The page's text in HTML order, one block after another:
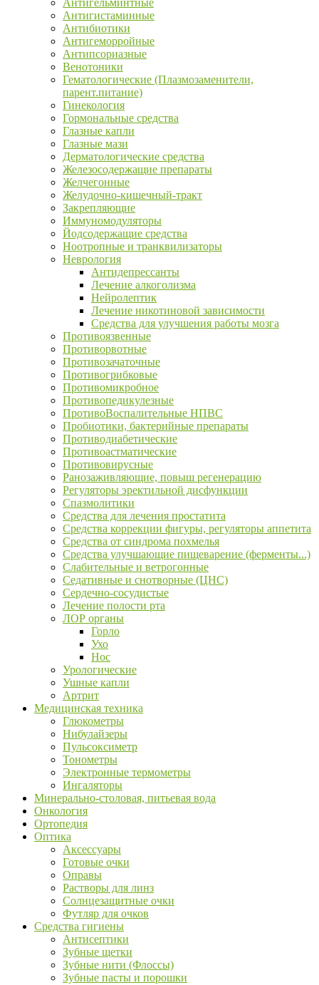
Антигельминтные
Антигистаминные
Антибиотики
Антигеморройные
Антипсориазные
Венотоники
Гематологические (Плазмозаменители,
парент.питание)
Гинекология
Гормональные средства
Глазные капли
Глазные мази
Дерматологические средства
Железосодержащие препараты
Желчегонные
Желудочно-кишечный-тракт
Закрепляющие
Иммуномодуляторы
Йодсодержащие средства
Ноотропные и транквилизаторы
Неврология
Антидепрессанты
Лечение алкоголизма
Нейролептик
Лечение никотиновой зависимости
Средства для улучшения работы мозга
Противоязвенные
Противорвотные
Противозачаточные
Противогрибковые
Противомикробное
Противопедикулезные
ПротивоВоспалительные НПВС
Пробиотики, бактерийные препараты
Противодиабетические
Противоастматические
Противовирусные
Ранозаживляющие, повыш регенерацию
Регуляторы эректильной дисфункции
Спазмолитики
Средства для лечения простатита
Средства коррекции фигуры, регуляторы аппетита
Средства от синдрома похмелья
Средства улучшающие пищеварение (ферменты...)
Слабительные и ветрогонные
Седативные и снотворные (ЦНС)
Сердечно-сосудистые
Лечение полости рта
ЛОР органы
Горло
Ухо
Нос
Урологические
Ушные капли
Артрит
Медицинская техника
Глюкометры
Нибулайзеры
Пульсоксиметр
Тонометры
Электронные термометры
Ингаляторы
Минерально-столовая, питьевая вода
Онкология
Ортопедия
Оптика
Аксессуары
Готовые очки
Оправы
Растворы для линз
Солнцезащитные очки
Футляр для очков
Средства гигиены
Антисептики
Зубные щетки
Зубные нити (Флоссы)
Зубные пасты и порошки